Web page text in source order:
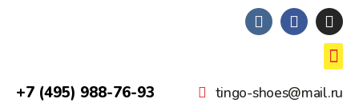
+7 (495) 988-76-93 tingo-shoes@mail.ru